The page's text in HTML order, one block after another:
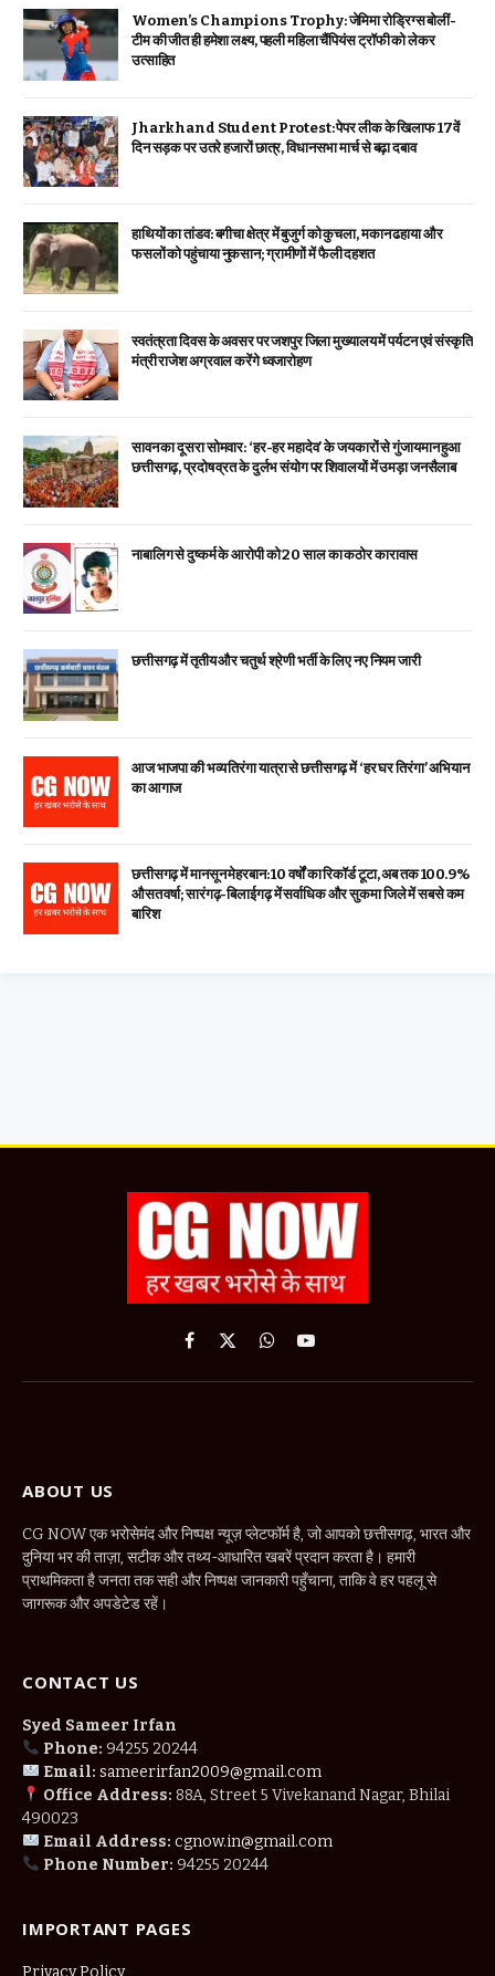
Women’s Champions Trophy: जेमिमा रोड्रिग्स बोलीं-
टीम की जीत ही हमेशा लक्ष्य, पहली महिला चैंपियंस ट्रॉफी को लेकर
उत्साहित
Jharkhand Student Protest: पेपर लीक के खिलाफ 17वें
दिन सड़क पर उतरे हजारों छात्र, विधानसभा मार्च से बढ़ा दबाव
हाथियों का तांडव: बगीचा क्षेत्र में बुजुर्ग को कुचला, मकान ढहाया और
फसलों को पहुंचाया नुकसान; ग्रामीणों में फैली दहशत
स्वतंत्रता दिवस के अवसर पर जशपुर जिला मुख्यालय में पर्यटन एवं संस्कृति
मंत्री राजेश अग्रवाल करेंगे ध्वजारोहण
सावन का दूसरा सोमवार: ‘हर-हर महादेव’ के जयकारों से गुंजायमान हुआ
छत्तीसगढ़, प्रदोष व्रत के दुर्लभ संयोग पर शिवालयों में उमड़ा जनसैलाब
नाबालिग से दुष्कर्म के आरोपी को 20 साल का कठोर कारावास
छत्तीसगढ़ में तृतीय और चतुर्थ श्रेणी भर्ती के लिए नए नियम जारी
आज भाजपा की भव्य तिरंगा यात्रा से छत्तीसगढ़ में ‘हर घर तिरंगा’ अभियान
का आगाज
छत्तीसगढ़ में मानसून मेहरबान: 10 वर्षों का रिकॉर्ड टूटा, अब तक 100.9%
औसत वर्षा; सारंगढ़-बिलाईगढ़ में सर्वाधिक और सुकमा जिले में सबसे कम
बारिश
Facebook
X
WhatsApp
YouTube
ABOUT US
CG NOW एक भरोसेमंद और निष्पक्ष न्यूज़ प्लेटफॉर्म है, जो आपको छत्तीसगढ़, भारत और
दुनिया भर की ताज़ा, सटीक और तथ्य-आधारित खबरें प्रदान करता है। हमारी
प्राथमिकता है जनता तक सही और निष्पक्ष जानकारी पहुँचाना, ताकि वे हर पहलू से
जागरूक और अपडेटेड रहें।
CONTACT US
Syed Sameer Irfan
Phone: 94255 20244
Email: sameerirfan2009@gmail.com
Office Address: 88A, Street 5 Vivekanand Nagar, Bhilai
490023
Email Address: cgnow.in@gmail.com
Phone Number: 94255 20244
IMPORTANT PAGES
Privacy Policy